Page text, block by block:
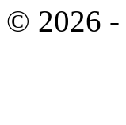
© 2026 -